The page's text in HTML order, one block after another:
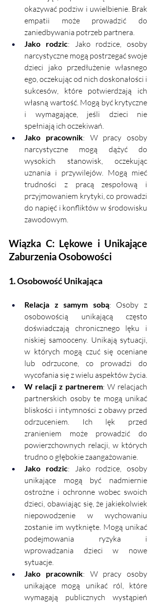
okazywać podziw i uwielbienie. Brak
empatii może prowadzić do
zaniedbywania potrzeb partnera.
Jako rodzic: Jako rodzice, osoby
narcystyczne mogą postrzegać swoje
dzieci jako przedłużenie własnego
ego, oczekując od nich doskonałości i
sukcesów, które potwierdzają ich
własną wartość. Mogą być krytyczne
i wymagające, jeśli dzieci nie
spełniają ich oczekiwań.
Jako pracownik: W pracy osoby
narcystyczne mogą dążyć do
wysokich stanowisk, oczekując
uznania i przywilejów. Mogą mieć
trudności z pracą zespołową i
przyjmowaniem krytyki, co prowadzi
do napięć i konfliktów w środowisku
zawodowym.
Wiązka C: Lękowe i Unikające
Zaburzenia Osobowości
1. Osobowość Unikająca
Relacja z samym sobą: Osoby z
osobowością unikającą często
doświadczają chronicznego lęku i
niskiej samooceny. Unikają sytuacji,
w których mogą czuć się oceniane
lub odrzucone, co prowadzi do
wycofania się z wielu aspektów życia.
W relacji z partnerem: W relacjach
partnerskich osoby te mogą unikać
bliskości i intymności z obawy przed
odrzuceniem. Ich lęk przed
zranieniem może prowadzić do
powierzchownych relacji, w których
trudno o głębokie zaangażowanie.
Jako rodzic: Jako rodzice, osoby
unikające mogą być nadmiernie
ostrożne i ochronne wobec swoich
dzieci, obawiając się, że jakiekolwiek
niepowodzenie w wychowaniu
zostanie im wytknięte. Mogą unikać
podejmowania ryzyka i
wprowadzania dzieci w nowe
sytuacje.
Jako pracownik: W pracy osoby
unikające mogą unikać ról, które
wymagają publicznych wystąpień